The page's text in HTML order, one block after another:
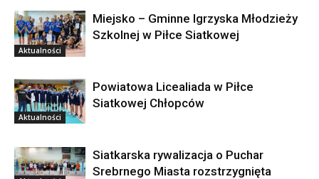
Aktualności
Miejsko – Gminne Igrzyska Młodzieży
Szkolnej w Piłce Siatkowej
Aktualności
Powiatowa Licealiada w Piłce
Siatkowej Chłopców
Siatkarska rywalizacja o Puchar
Srebrnego Miasta rozstrzygnięta